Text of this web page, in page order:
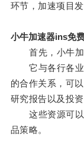
环节，加速项目发
小牛加速器ins免
首先，小牛加
它与各行各业
的合作关系，可
研究报告以及投资
这些资源可以
品策略。